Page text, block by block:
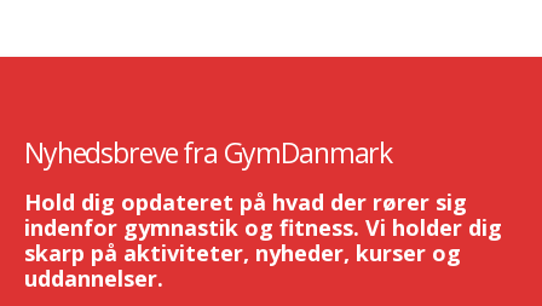
Nyhedsbreve fra GymDanmark
Hold dig opdateret på hvad der rører sig
indenfor gymnastik og fitness. Vi holder dig
skarp på aktiviteter, nyheder, kurser og
uddannelser.